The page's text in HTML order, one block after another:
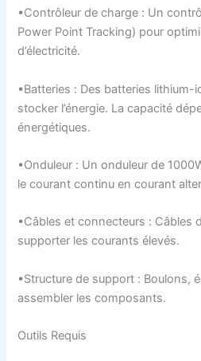
•Contrôleur de charge : Un
Power Point Tracking) pour
d’électricité.
•Batteries : Des batteries
stocker l’énergie. La capacité
énergétiques.
•Onduleur : Un onduleur de
le courant continu en courant
•Câbles et connecteurs : Câbles
supporter les courants élevés.
•Structure de support : Boulons,
assembler les composants.
Outils Requis